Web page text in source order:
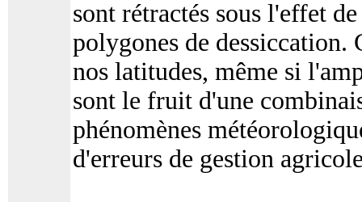
sont rétractés sous l'effet
polygones de dessiccation.
nos latitudes, même si
sont le fruit d'une
phénomènes
d'erreurs de gestion